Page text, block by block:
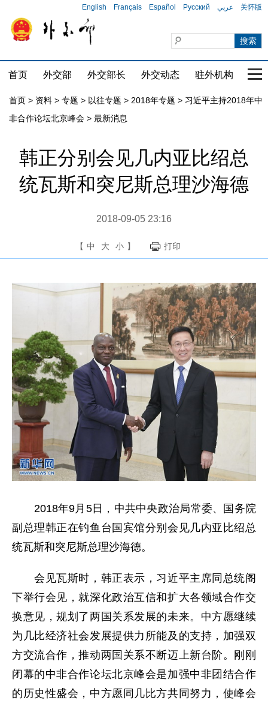
English Français Español Русский عربي 关怀版
首页 外交部 外交部长 外交动态 驻外机构 国
首页 > 资料 > 专题 > 以往专题 > 2018年专题 > 习近平主持2018年中
非合作论坛北京峰会 > 最新消息
韩正分别会见几内亚比绍总
统瓦斯和突尼斯总理沙海德
2018-09-05 23:16
【 中 大 小 】 打印
2018年9月5日，中共中央政治局常委、国务院
副总理韩正在钓鱼台国宾馆分别会见几内亚比绍总
统瓦斯和突尼斯总理沙海德。
会见瓦斯时，韩正表示，习近平主席同总统阁
下举行会见，就深化政治互信和扩大各领域合作交
换意见，规划了两国关系发展的未来。中方愿继续
为几比经济社会发展提供力所能及的支持，加强双
方交流合作，推动两国关系不断迈上新台阶。刚刚
闭幕的中非合作论坛北京峰会是加强中非团结合作
的历史性盛会，中方愿同几比方共同努力，使峰会